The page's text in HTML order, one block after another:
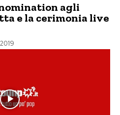
agli
e la cerimonia live